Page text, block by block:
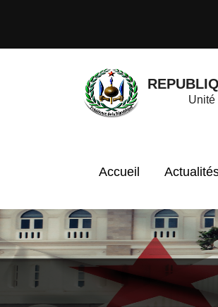
Unité
Accueil